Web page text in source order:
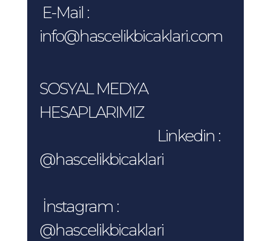
E-Mail :
info@hascelikbicaklari.com
SOSYAL MEDYA
HESAPLARIMIZ
Linkedin :
@hascelikbicaklari
İnstagram :
@hascelikbicaklari